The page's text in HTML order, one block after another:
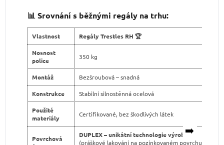
📊 Srovnání s běžnými regály na trhu:
➡️
Vlastnost Regály Trestles RH 🏆
Nosnost
police
350 kg
Montáž Bezšroubová – snadná
Konstrukce Stabilní silnostěnná ocelová
Použité
materiály
Certifikované, bez škodlivých látek
Povrchová
DUPLEX – unikátní technologie výroby
(práškové lakování na pozinkovaném povrchu pro